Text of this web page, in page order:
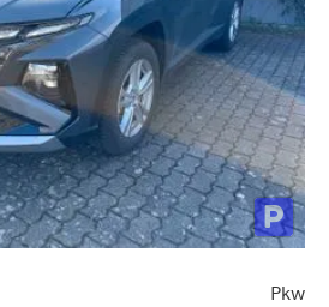
Pkw